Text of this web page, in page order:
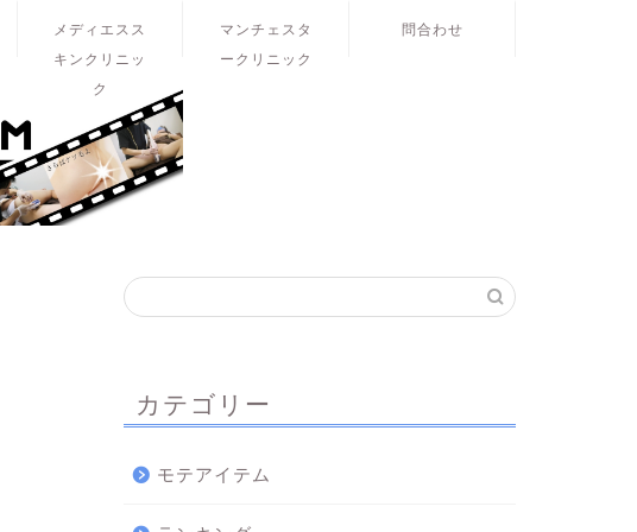
メディエスス
キンクリニッ
ク
マンチェスタ
ークリニック
問合わせ
カテゴリー
モテアイテム